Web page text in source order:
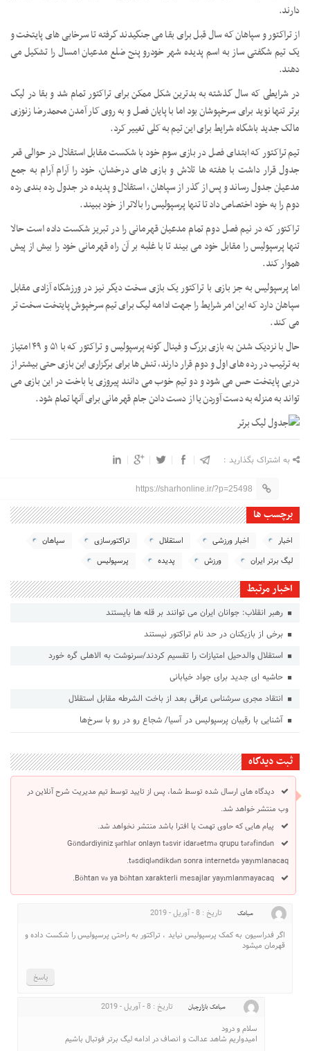
دارند.
از تراکتور و سپاهان که سال قبل برای بقا می جنگیدند گرفته تا سرخابی های پایتخت و
یک تیم شگفتی ساز به اسم پدیده شهر خودرو پنج ضلع مدعیان امسال را تشکیل می
دهند.
در شرایطی که سال گذشته به بدترین شکل ممکن برای تراکتور تمام شد و بقا در لیگ
برتر تنها نوید برای سرخپوشان بود اما با پایان فصل و به روی کار آمدن محمدرضا زنوزی
مالک جدید باشگاه شرایط برای این تیم به کلی تغییر کرد.
تیم تراکتور که ابتدای فصل در بازی سوم خود با شکست مقابل استقلال در حوالی قعر
جدول قرار داشت با هفته ها تلاش و بازی های درخشان، خود را آرام آرام به جمع
مدعیان جدول رساند و پس از گذر از سپاهان ، استقلال و پدیده در جدول رده بندی رده
دوم را به خود اختصاص داد تا تنها پرسپولیس را بالاتر از خود ببیند.
تراکتور که در نیم فصل دوم تمام مدعیان قهرمانی را در تبریز شکست داده است حالا
تنها پرسپولیس را مقابل خود می بیند تا با غلبه بر آن راه قهرمانی خود را بیش از پیش
هموار کند.
اما پرسپولیس به جز بازی با تراکتور یک بازی سخت دیگر نیز در ورزشگاه آزادی مقابل
سپاهان دارد که این امر شرایط را جهت ادامه لیگ برای تیم سرخپوش پایتخت سخت تر
می کند.
حال با نزدیک شدن به بازی بزرگ و فینال گونه پرسپولیس و تراکتور که با ۵۱ و ۴۹ امتیاز
به ترتیب در رده های اول و دوم قرار دارند، تنش ها برای برگزاری این بازی حتی بیشتر از
دربی پایتخت حس می شود و دو تیم خوب می دانند پیروزی یا باخت در این بازی می
تواند به منزله به دست آوردن یا از دست دادن جام قهرمانی برای آنها تمام شود.
به اشتراک بگذارید :
https://sharhonline.ir/?p=25498
برچسب ها
اخبار اخبار ورزشی استقلال تراکتورسازی
سپاهان
لیگ برتر ایران
ورزش پدیده پرسپولیس
اخبار مرتبط
رهبر انقلاب: جوانان ایران می توانند بر قله ها بایستند
برخی از بازیکنان در حد نام تراکتور نیستند
استقلال والدحیل امتیازات را تقسیم کردند/سرنوشت به الاهلی گره خورد
حاشیه ای جدید برای جواد خیابانی
انتقاد مجری سرشناس عراقی بعد از باخت الشرطه مقابل استقلال
آشنایی با رقیبان پرسپولیس در آسیا/ شجاع رو در رو با سرخ‌ها
ثبت دیدگاه
دیدگاه های ارسال شده توسط شما، پس از تایید توسط تیم مدیریت شرح آنلاین در
وب منتشر خواهد شد.
پیام هایی که حاوی تهمت یا افترا باشد منتشر نخواهد شد.
Göndərdiyiniz şərhlər onlayn təsvir idarəetmə qrupu tərəfindən
təsdiqləndikdən sonra internetdə yayımlanacaq.
Böhtan və ya böhtan xarakterli mesajlar yayımlanmayacaq.
سیامک
تاریخ : 8 - آوریل - 2019
اگر فدراسیون به کمک پرسپولیس نیاید ، تراکتور به راحتی پرسپولیس را شکست داده و
قهرمان میشود
پاسخ
سیامک بازارچیان
تاریخ : 8 - آوریل - 2019
سلام و درود
امیدواریم شاهد عدالت و انصاف در ادامه لیگ برتر فوتبال باشیم